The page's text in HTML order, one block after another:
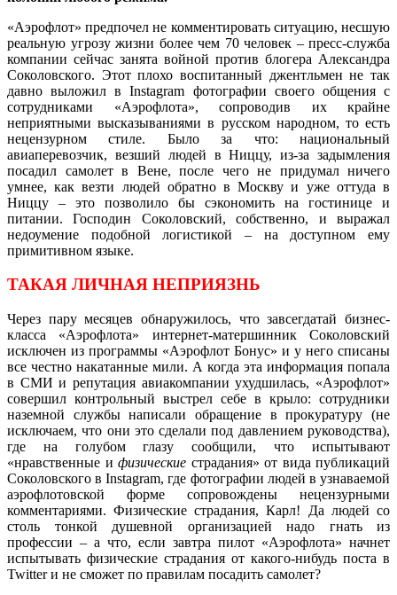
«Аэрофлот» предпочел не комментировать ситуацию, несшую
реальную угрозу жизни более чем 70 человек – пресс-служба
компании сейчас занята войной против блогера Александра
Соколовского. Этот плохо воспитанный джентльмен не так
давно выложил в Instagram фотографии своего общения с
сотрудниками «Аэрофлота», сопроводив их крайне
неприятными высказываниями в русском народном, то есть
нецензурном стиле. Было за что: национальный
авиаперевозчик, везший людей в Ниццу, из-за задымления
посадил самолет в Вене, после чего не придумал ничего
умнее, как везти людей обратно в Москву и уже оттуда в
Ниццу – это позволило бы сэкономить на гостинице и
питании. Господин Соколовский, собственно, и выражал
недоумение подобной логистикой – на доступном ему
примитивном языке.
ТАКАЯ ЛИЧНАЯ НЕПРИЯЗНЬ
Через пару месяцев обнаружилось, что завсегдатай бизнес-
класса «Аэрофлота» интернет-матершинник Соколовский
исключен из программы «Аэрофлот Бонус» и у него списаны
все честно накатанные мили. А когда эта информация попала
в СМИ и репутация авиакомпании ухудшилась, «Аэрофлот»
совершил контрольный выстрел себе в крыло: сотрудники
наземной службы написали обращение в прокуратуру (не
исключаем, что они это сделали под давлением руководства),
где на голубом глазу сообщили, что испытывают
«нравственные и физические страдания» от вида публикаций
Соколовского в Instagram, где фотографии людей в узнаваемой
аэрофлотовской форме сопровождены нецензурными
комментариями. Физические страдания, Карл! Да людей со
столь тонкой душевной организацией надо гнать из
профессии – а что, если завтра пилот «Аэрофлота» начнет
испытывать физические страдания от какого-нибудь поста в
Twitter и не сможет по правилам посадить самолет?